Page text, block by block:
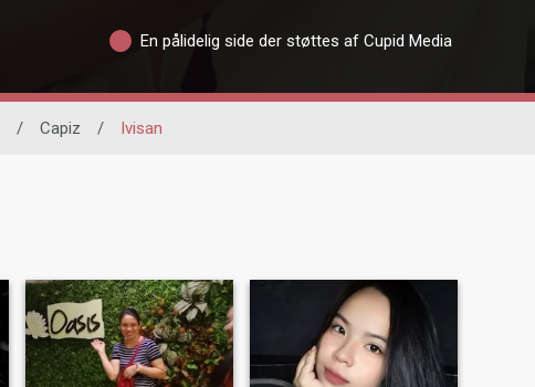
En pålidelig side der støttes af Cupid Media
/ Capiz / Ivisan